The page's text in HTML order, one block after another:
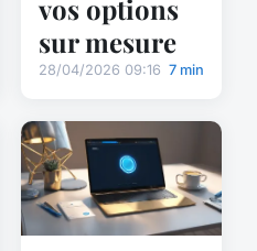
vos options
sur mesure
28/04/2026 09:16 7 min